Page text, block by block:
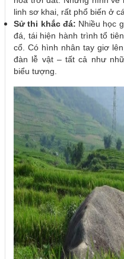
linh sơ khai, rất phổ biến ở
Sử thi khắc đá: Nhiều học
đá, tái hiện hành trình tổ
cổ. Có hình nhân tay giơ
đàn lễ vật – tất cả như
biểu tượng.